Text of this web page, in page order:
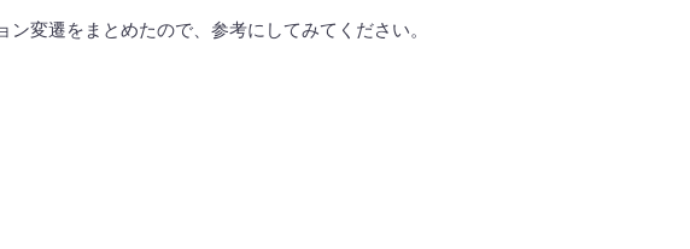
変遷をまとめたので、参考にしてみてください。